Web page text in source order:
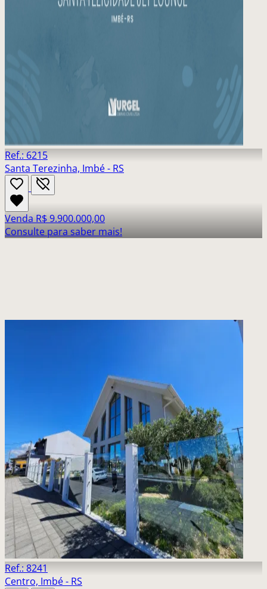
Ref.: 6215
Santa Terezinha, Imbé - RS
Venda R$ 9.900.000,00
Consulte para saber mais!
Ref.: 8241
Centro, Imbé - RS